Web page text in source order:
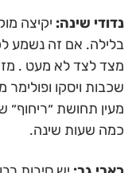
נדודי שינה: יקיצה
בלילה. אם זה נשמע
שכבות ויסקו
מעין תחושת ״ריחוף״
כמה שעות שינה.